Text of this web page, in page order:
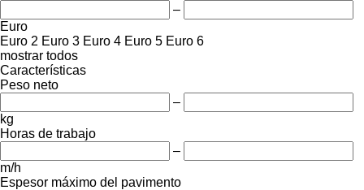
–
Euro
Euro 2 Euro 3 Euro 4 Euro 5 Euro 6
mostrar todos
Características
Peso neto
–
kg
Horas de trabajo
–
m/h
Espesor máximo del pavimento